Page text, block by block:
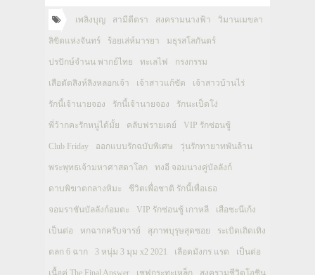
เพลิงบุญ สามีตีตรา สงครามนางฟ้า วิมานเมขลา
ลิขิตแห่งจันทร์ ร้อยเล่ห์มารยา มธุรสโลกันตร์
ปรปักษ์จำนน พากย์ไทย ทะเลไฟ กรงกรรม
เสือตัดสิงห์ลิงหลอกเจ้า เจ้าสาวแก้ขัด เจ้าสาวบ้านไร่
รักนี้เจ้านายจอง รักนี้เจ้านายจอง รักนะเป็ดโง่
พี่ว้ากคะรักหนูได้มั้ย คลับฟรายเดย์ VIP รักซ่อนชู้
Club Friday ออกแบบรักฉบับพิเศษ วุ่นรักทายาทพันล้าน
พระพุทธเจ้ามหาศาสดาโลก ทงอี จอมนางคู่บัลลังก์
ดาบพิฆาตกลางหิมะ ชีวิตเพื่อชาติ รักนี้เพื่อเธอ
จอมราชันบัลลังก์อมตะ VIP รักซ่อนชู้ เกาหลี เสือชะนีเก้ง
เป็นต่อ หกฉากครับจารย์ สุภาพบุรุษสุดซอย ระเบิดเถิดเทิง
ตลก 6 ฉาก 3 หนุ่ม 3 มุม x2 2021 เลือดมังกร แรด เป็นต่อ
เนื้อคู่ The Final Answer เชฟกระทะเหล็ก สงครามชีวิตโอชิน